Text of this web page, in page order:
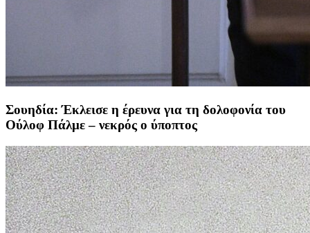
Σουηδία: Έκλεισε η έρευνα για τη δολοφονία του
Ούλοφ Πάλμε – νεκρός ο ύποπτος